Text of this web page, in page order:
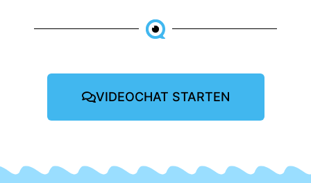
VIDEOCHAT STARTEN